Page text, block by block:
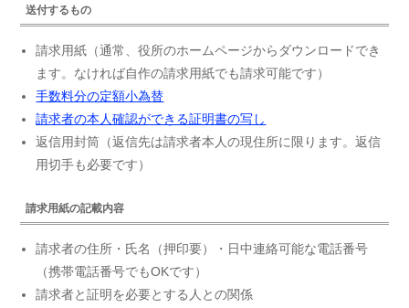
送付するもの
請求用紙（通常、役所のホームページからダウンロードでき
ます。なければ自作の請求用紙でも請求可能です）
手数料分の定額小為替
請求者の本人確認ができる証明書の写し
返信用封筒（返信先は請求者本人の現住所に限ります。返信
用切手も必要です）
請求用紙の記載内容
請求者の住所・氏名（押印要）・日中連絡可能な電話番号
（携帯電話番号でもOKです）
請求者と証明を必要とする人との関係